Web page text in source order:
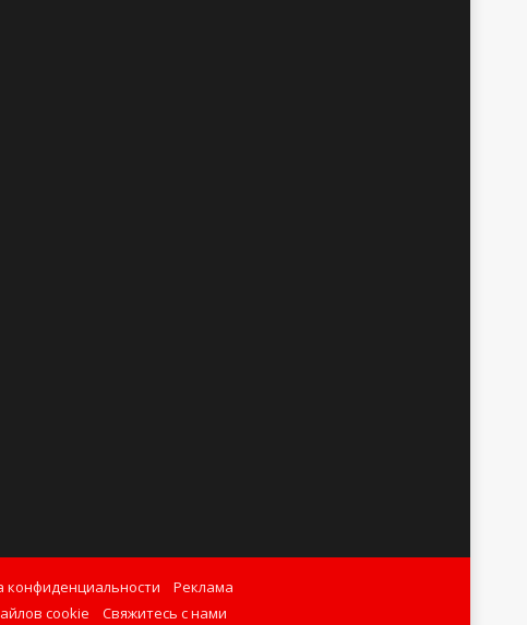
конфиденциальности
Реклама
cookie
Свяжитесь с нами